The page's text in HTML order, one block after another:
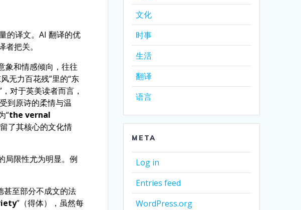
的译文。AI 翻译的优
把关。
象和情感倾向，往往
无力百花残”里的“东
对于英美读者而言，
到原诗的柔情与温
“the vernal
了其核心的文化情
局限性尤为明显。例
甚至部分不成文的法
”（得体），虽然每
文化
时事
生活
翻译
语言
META
Log in
Entries feed
WordPress.org